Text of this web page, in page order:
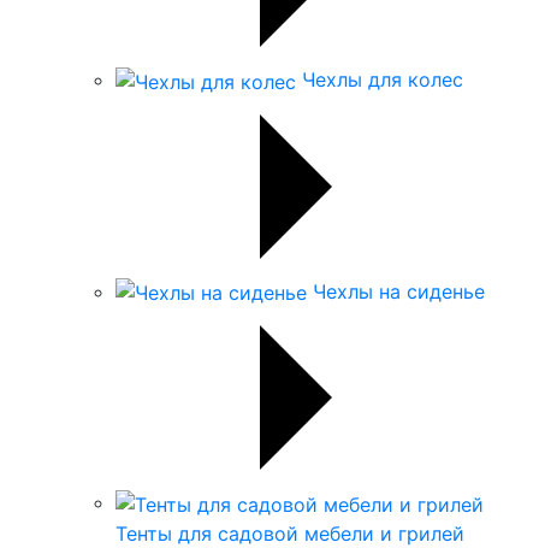
Чехлы для колес
Чехлы на сиденье
Тенты для садовой мебели и грилей